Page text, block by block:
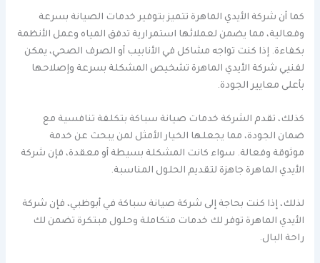
كما أن شركة الأيدي الماهرة تتميز بتوفير خدمات الصيانة بسرعة
وفعالية، مما يضمن لعملائها استمرارية تدفق المياه وعمل الأنظمة
بكفاءة. إذا كنت تواجه مشاكل في الأنابيب أو الصرف الصحي، يمكن
لفنيي شركة الأيدي الماهرة تشخيص المشكلة بسرعة وإصلاحها
بأعلى معايير الجودة.
كذلك، تقدم الشركة خدمات صيانة سباكة بتكلفة تنافسية مع
ضمان الجودة، مما يجعلها الخيار الأمثل لمن يبحث عن خدمة
موثوقة وفعالة. سواء كانت المشكلة بسيطة أو معقدة، فإن شركة
الأيدي الماهرة جاهزة لتقديم الحلول المناسبة.
لذلك، إذا كنت بحاجة إلى شركة صيانة سباكة في أبوظبي، فإن شركة
الأيدي الماهرة توفر لك خدمات متكاملة وحلول مبتكرة تضمن لك
راحة البال.